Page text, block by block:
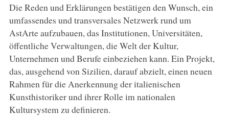
Die Reden und Erklärungen bestätigen den Wunsch, ein
umfassendes und transversales Netzwerk rund um
AstArte aufzubauen, das Institutionen, Universitäten,
öffentliche Verwaltungen, die Welt der Kultur,
Unternehmen und Berufe einbeziehen kann. Ein Projekt,
das, ausgehend von Sizilien, darauf abzielt, einen neuen
Rahmen für die Anerkennung der italienischen
Kunsthistoriker und ihrer Rolle im nationalen
Kultursystem zu definieren.